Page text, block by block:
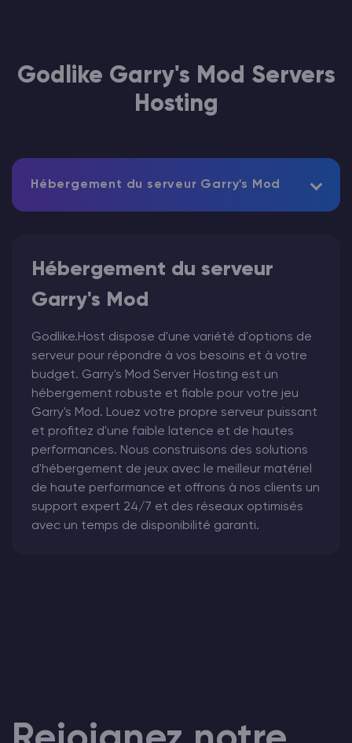
Godlike Garry's Mod Servers
Hosting
Hébergement du serveur Garry's Mod
Hébergement du serveur
Garry's Mod
Godlike.Host dispose d'une variété d'options de
serveur pour répondre à vos besoins et à votre
budget. Garry's Mod Server Hosting est un
hébergement robuste et fiable pour votre jeu
Garry's Mod. Louez votre propre serveur puissant
et profitez d'une faible latence et de hautes
performances. Nous construisons des solutions
d'hébergement de jeux avec le meilleur matériel
de haute performance et offrons à nos clients un
support expert 24/7 et des réseaux optimisés
avec un temps de disponibilité garanti.